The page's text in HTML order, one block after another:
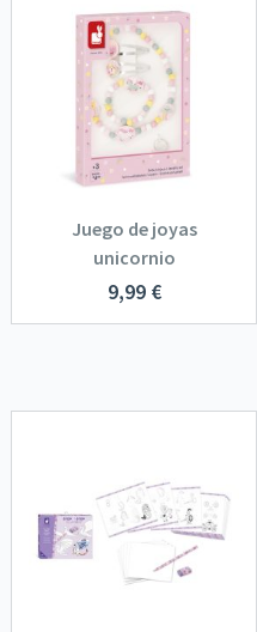
Juego de joyas
unicornio
9,99 €